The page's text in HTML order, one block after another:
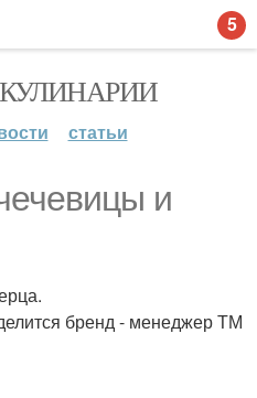
статьи
и
бренд - менеджер ТМ
5